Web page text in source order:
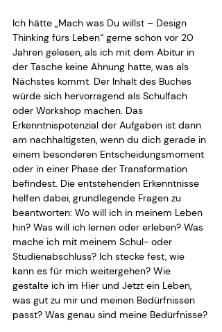
Ich hätte „Mach was Du willst – Design
Thinking fürs Leben“ gerne schon vor 20
Jahren gelesen, als ich mit dem Abitur in
der Tasche keine Ahnung hatte, was als
Nächstes kommt. Der Inhalt des Buches
würde sich hervorragend als Schulfach
oder Workshop machen. Das
Erkenntnispotenzial der Aufgaben ist dann
am nachhaltigsten, wenn du dich gerade in
einem besonderen Entscheidungsmoment
oder in einer Phase der Transformation
befindest. Die entstehenden Erkenntnisse
helfen dabei, grundlegende Fragen zu
beantworten: Wo will ich in meinem Leben
hin? Was will ich lernen oder erleben? Was
mache ich mit meinem Schul- oder
Studienabschluss? Ich stecke fest, wie
kann es für mich weitergehen? Wie
gestalte ich im Hier und Jetzt ein Leben,
was gut zu mir und meinen Bedürfnissen
passt? Was genau sind meine Bedürfnisse?